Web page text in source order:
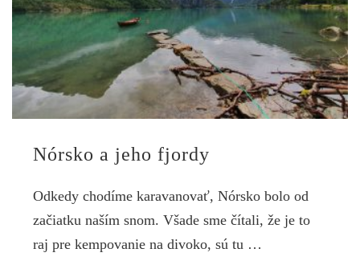
Nórsko a jeho fjordy
Odkedy chodíme karavanovať, Nórsko bolo od
začiatku naším snom. Všade sme čítali, že je to
raj pre kempovanie na divoko, sú tu …